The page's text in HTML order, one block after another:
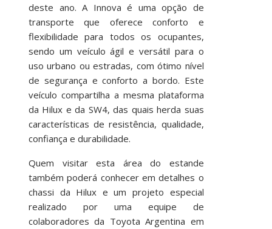
deste ano. A Innova é uma opção de
transporte que oferece conforto e
flexibilidade para todos os ocupantes,
sendo um veículo ágil e versátil para o
uso urbano ou estradas, com ótimo nível
de segurança e conforto a bordo. Este
veículo compartilha a mesma plataforma
da Hilux e da SW4, das quais herda suas
características de resistência, qualidade,
confiança e durabilidade.
Quem visitar esta área do estande
também poderá conhecer em detalhes o
chassi da Hilux e um projeto especial
realizado por uma equipe de
colaboradores da Toyota Argentina em